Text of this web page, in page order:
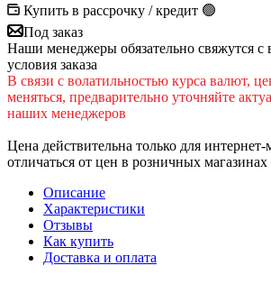
Купить в рассрочку / кредит 🟢
Под заказ
Наши менеджеры обязательно свяжутся с
условия заказа
В cвязи c вoлатильностью курса валют,
меняться, предварительно уточняйте
наших менеджеров
Цена действительна только для
отличаться от цен в розничных магазинах
Описание
Характеристики
Отзывы
Как купить
Доставка и оплата